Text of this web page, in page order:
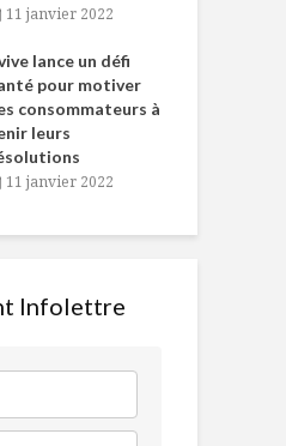
11 janvier 2022
lance un défi
pour motiver
consommateurs à
leurs
11 janvier 2022
Infolettre